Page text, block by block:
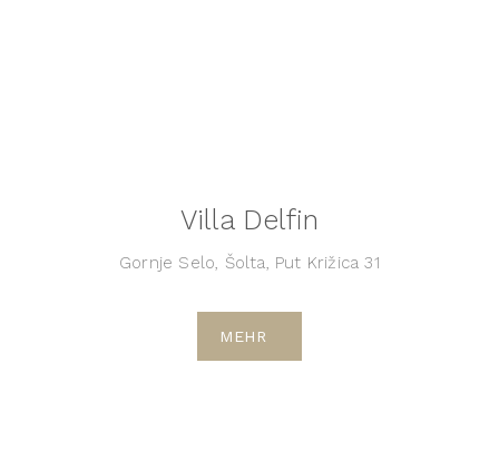
Villa Delfin
Gornje Selo, Šolta, Put Križica 31
MEHR